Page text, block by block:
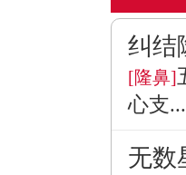
纠结
[隆鼻]
心支...
无数